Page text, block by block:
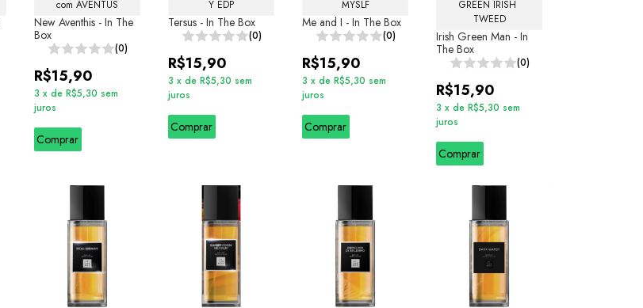
com AVENTUS
New Aventhis - In The
Box
(0)
R$15,90
3 x de R$5,30 sem
juros
Comprar
Y EDP
Tersus - In The Box
(0)
R$15,90
3 x de R$5,30 sem
juros
Comprar
MYSLF
Me and I - In The Box
(0)
R$15,90
3 x de R$5,30 sem
juros
Comprar
GREEN IRISH
TWEED
Irish Green Man - In
The Box
(0)
R$15,90
3 x de R$5,30 sem
juros
Comprar